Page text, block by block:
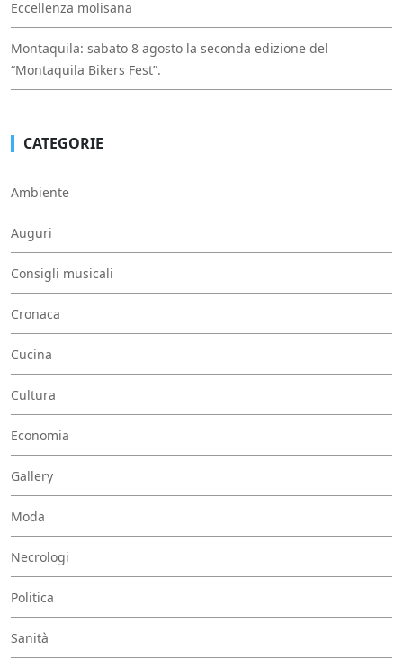
Eccellenza molisana
Montaquila: sabato 8 agosto la seconda edizione del
“Montaquila Bikers Fest”.
CATEGORIE
Ambiente
Auguri
Consigli musicali
Cronaca
Cucina
Cultura
Economia
Gallery
Moda
Necrologi
Politica
Sanità